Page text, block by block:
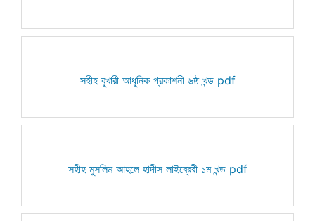
সহীহ বুখারী আধুনিক প্রকাশনী ৬ষ্ঠ খন্ড pdf
সহীহ মুসলিম আহলে হাদীস লাইব্রেরী ১ম খন্ড pdf